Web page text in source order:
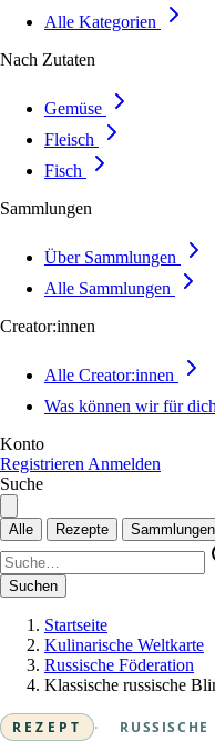
Alle Kategorien
Nach Zutaten
Gemüse
Fleisch
Fisch
Sammlungen
Über Sammlungen
Alle Sammlungen
Creator:innen
Alle Creator:innen
Was können wir für
Konto
Registrieren Anmelden
Suche
Alle Rezepte Sammlungen
Suchen
Startseite
Kulinarische Weltkarte
Russische Föderation
Klassische russische
REZEPT ·